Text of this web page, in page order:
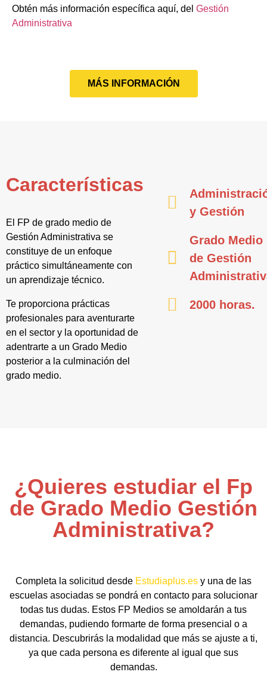
Obtén más información específica aquí, del Gestión
Administrativa
MÁS INFORMACIÓN
Características
El FP de grado medio de
Gestión Administrativa se
constituye de un enfoque
práctico simultáneamente con
un aprendizaje técnico.
Te proporciona prácticas
profesionales para aventurarte
en el sector y la oportunidad de
adentrarte a un Grado Medio
posterior a la culminación del
grado medio.
y Gestión
Grado Medio
de Gestión
2000 horas.
¿Quieres estudiar el Fp
de Grado Medio Gestión
Administrativa?
Completa la solicitud desde Estudiaplus.es y una de las
escuelas asociadas se pondrá en contacto para solucionar
todas tus dudas. Estos FP Medios se amoldarán a tus
demandas, pudiendo formarte de forma presencial o a
distancia. Descubrirás la modalidad que más se ajuste a ti,
ya que cada persona es diferente al igual que sus
demandas.